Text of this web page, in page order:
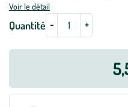
Voir le détail
Quantité - +